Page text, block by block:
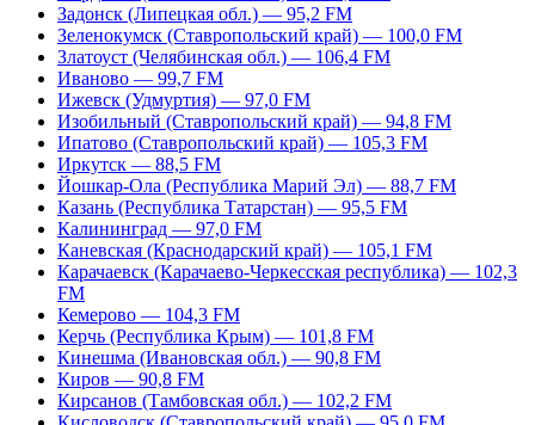
Задонск (Липецкая обл.) — 95,2 FM
Зеленокумск (Ставропольский край) — 100,0 FM
Златоуст (Челябинская обл.) — 106,4 FM
Иваново — 99,7 FM
Ижевск (Удмуртия) — 97,0 FM
Изобильный (Ставропольский край) — 94,8 FM
Ипатово (Ставропольский край) — 105,3 FM
Иркутск — 88,5 FM
Йошкар-Ола (Республика Марий Эл) — 88,7 FM
Казань (Республика Татарстан) — 95,5 FM
Калининград — 97,0 FM
Каневская (Краснодарский край) — 105,1 FM
Карачаевск (Карачаево-Черкесская республика) — 102,3
FM
Кемерово — 104,3 FM
Керчь (Республика Крым) — 101,8 FM
Кинешма (Ивановская обл.) — 90,8 FM
Киров — 90,8 FM
Кирсанов (Тамбовская обл.) — 102,2 FM